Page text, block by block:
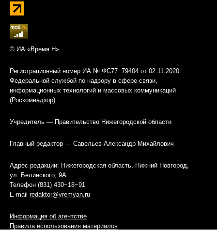
© ИА «Время Н»
Регистрационный номер ИА № ФС77−79404 от 02.11.2020
Федеральной службой по надзору в сфере связи,
информационных технологий и массовых коммуникаций
(Роскомнадзор)
Учредитель — Правительство Нижегородской области
Главный редактор — Савельев Александр Михайлович
Адрес редакции: Нижегородская область, Нижний Новгород,
ул. Белинского, 9А
Телефон (831) 430−18−91
E-mail redaktor@vremyan.ru
Информация об агентстве
Правила использования материалов